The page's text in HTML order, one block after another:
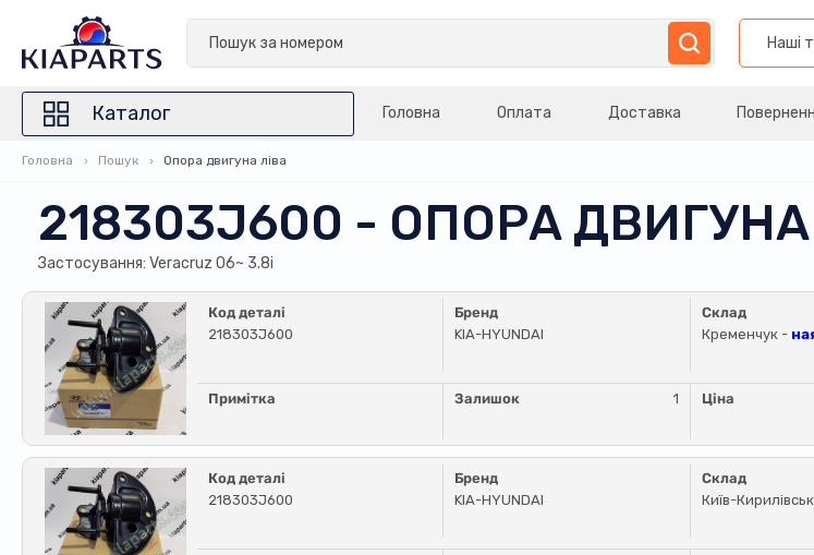
Наші
Каталог Головна Оплата Доставка
Головна Пошук Опора двигуна ліва
218303J600 - ОПОРА ДВИГУНА
Застосування: Veracruz 06~ 3.8i
Код деталі
218303J600
Бренд
KIA-HYUNDAI
Склад
Кременчук -
Примітка Залишок 1 Ціна
Код деталі
218303J600
Бренд
KIA-HYUNDAI
Склад
Київ-